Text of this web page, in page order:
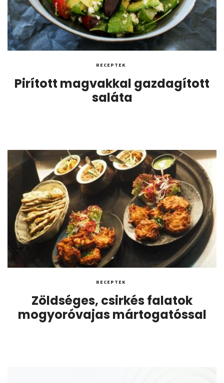
RECEPTEK
Pirított magvakkal gazdagított
saláta
RECEPTEK
Zöldséges, csirkés falatok
mogyoróvajas mártogatóssal